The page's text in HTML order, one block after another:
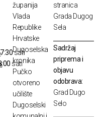
sati
sati
županija
Vlada
Republike
Hrvatske
Dugoselska
kronika
Pučko
otvoreno
učilište
Dugoselski
stranica
Grada Dugog
Sela
Sadržaj
priprema i
objavu
odobrava:
Grad Dugo
Selo